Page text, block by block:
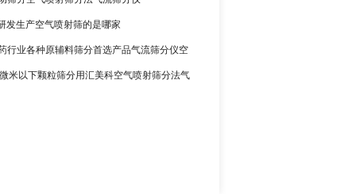
发生产空气喷射筛的是哪家
行业各种原辅料筛分首选产品气流筛分仪空
米以下颗粒筛分用汇美科空气喷射筛分法气